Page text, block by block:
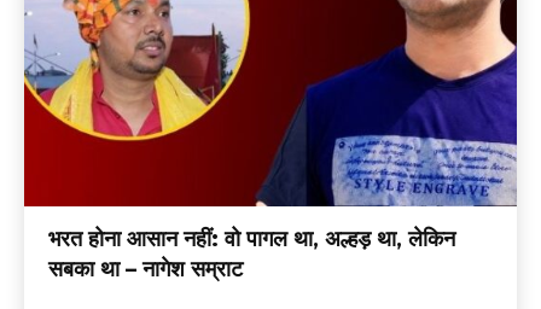
भरत होना आसान नहीं: वो पागल था, अल्हड़ था, लेकिन
सबका था – नागेश सम्राट